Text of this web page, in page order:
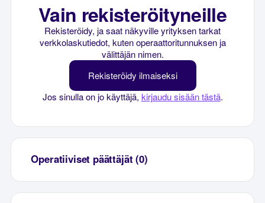
Vain rekisteröityneille
Rekisteröidy, ja saat näkyville yrityksen tarkat
verkkolaskutiedot, kuten operaattoritunnuksen ja
välittäjän nimen.
Rekisteröidy ilmaiseksi
Jos sinulla on jo käyttäjä, kirjaudu sisään tästä.
Operatiiviset päättäjät (0)